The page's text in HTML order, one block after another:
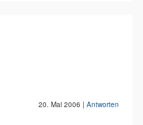
20. Mai 2006 | Antworten